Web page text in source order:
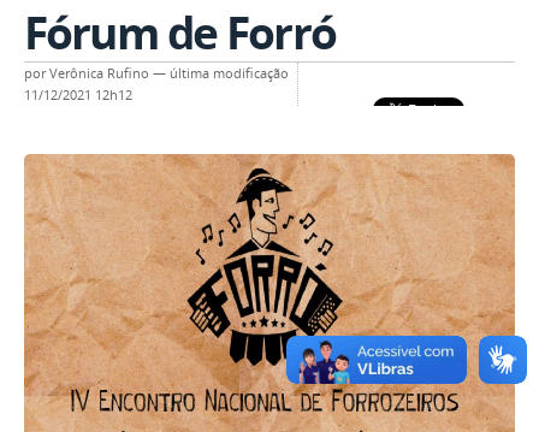
Fórum de Forró
porVerônica Rufino — última modificação
11/12/2021 12h12